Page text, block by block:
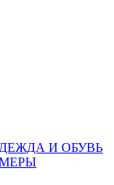
И ОБУВЬ